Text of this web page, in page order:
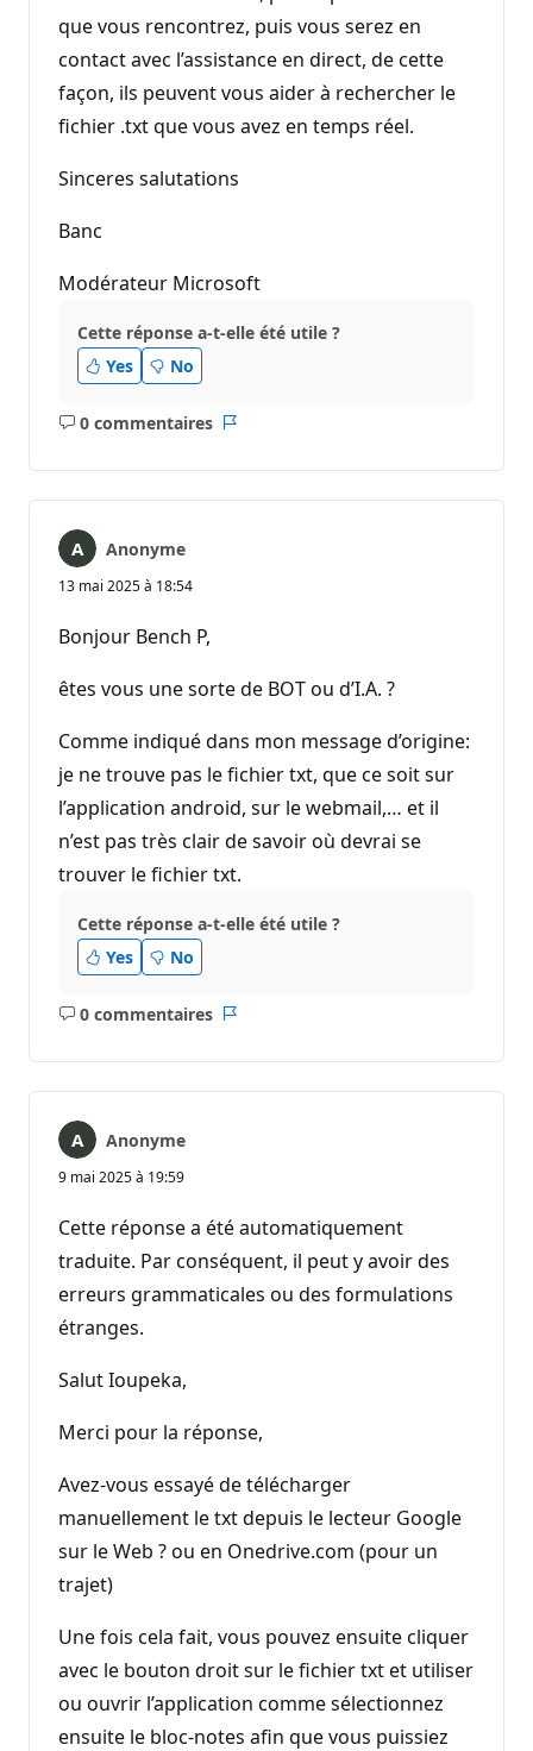
que vous rencontrez, puis vous serez en
contact avec l’assistance en direct, de cette
façon, ils peuvent vous aider à rechercher le
fichier .txt que vous avez en temps réel.
Sinceres salutations
Banc
Modérateur Microsoft
Cette réponse a-t-elle été utile ?
Yes
No
0 commentaires
Aucun
Anonyme
13 mai 2025 à 18:54
Bonjour Bench P,
êtes vous une sorte de BOT ou d’I.A. ?
Comme indiqué dans mon message d’origine:
je ne trouve pas le fichier txt, que ce soit sur
l’application android, sur le webmail,… et il
n’est pas très clair de savoir où devrai se
trouver le fichier txt.
Cette réponse a-t-elle été utile ?
Yes
No
0 commentaires
Aucun
Anonyme
9 mai 2025 à 19:59
Cette réponse a été automatiquement
traduite. Par conséquent, il peut y avoir des
erreurs grammaticales ou des formulations
étranges.
Salut Ioupeka,
Merci pour la réponse,
Avez-vous essayé de télécharger
manuellement le txt depuis le lecteur Google
sur le Web ? ou en Onedrive.com (pour un
trajet)
Une fois cela fait, vous pouvez ensuite cliquer
avec le bouton droit sur le fichier txt et utiliser
ou ouvrir l’application comme sélectionnez
ensuite le bloc-notes afin que vous puissiez